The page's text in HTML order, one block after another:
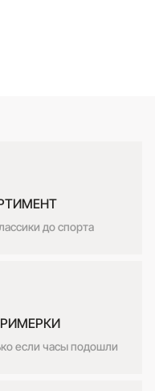
до спорта
если часы подошли